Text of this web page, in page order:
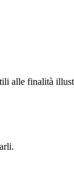
alle finalità